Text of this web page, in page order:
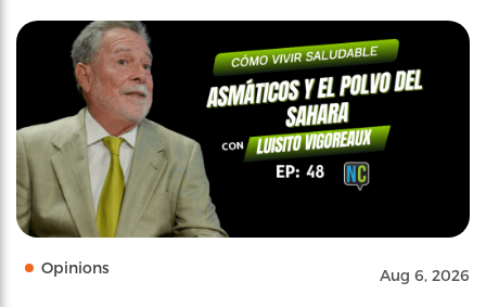
Opinions Aug 6, 2026